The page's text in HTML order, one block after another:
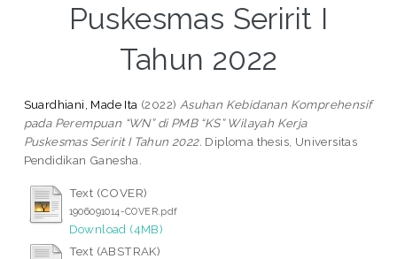
Puskesmas Seririt I
Tahun 2022
Suardhiani, Made Ita (2022) Asuhan Kebidanan Komprehensif
pada Perempuan “WN” di PMB “KS” Wilayah Kerja
Puskesmas Seririt I Tahun 2022. Diploma thesis, Universitas
Pendidikan Ganesha.
Text (COVER)
1906091014-COVER.pdf
Download (4MB)
Text (ABSTRAK)